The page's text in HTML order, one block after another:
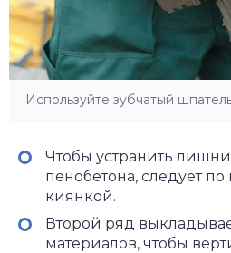
Используйте зубчатый
Чтобы устранить
пенобетона, следует по
киянкой.
Второй ряд
материалов, чтобы